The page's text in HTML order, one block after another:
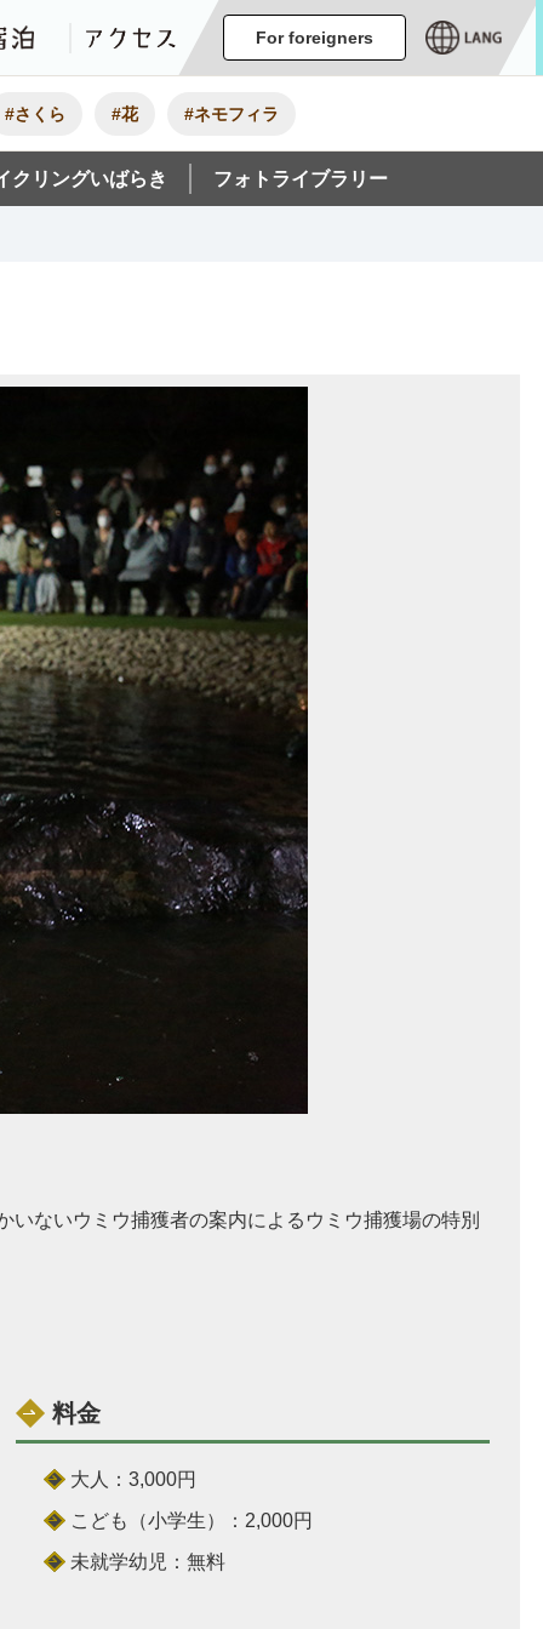
イベント
グルメ・みやげ宿泊 アクセス
For foreigners
#さくら #花 #ネモフィラ
クリングいばらき フォトライブラリー
ないウミウ捕獲者の案内によるウミウ捕獲場の特別
料金
大人：3,000円
こども（小学生）：2,000円
未就学幼児：無料